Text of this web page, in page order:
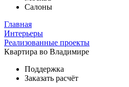
Салоны
Главная
Интерьеры
Реализованные проекты
Квартира во Владимире
Поддержка
Заказать расчёт